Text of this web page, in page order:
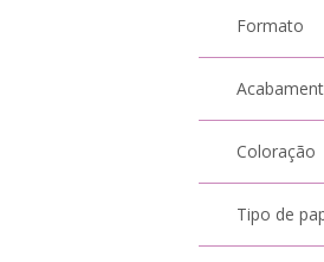
Formato
Coloração
Tipo de